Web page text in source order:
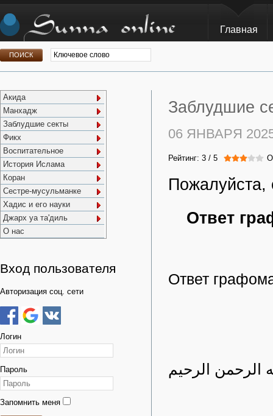
Главная
Акида
Манхадж
Заблудшие секты
Фикх
Воспитательное
История Ислама
Коран
Сестре-мусульманке
Хадис и его науки
Джарх уа та'диль
О нас
Вход пользователя
Авторизация соц. сети
Логин
Пароль
Запомнить меня
Заблудшие
06 ЯНВАРЯ
Рейтинг: 3 / 5
Пожалуйста,
Ответ
Ответ
الرحمن الرحيم